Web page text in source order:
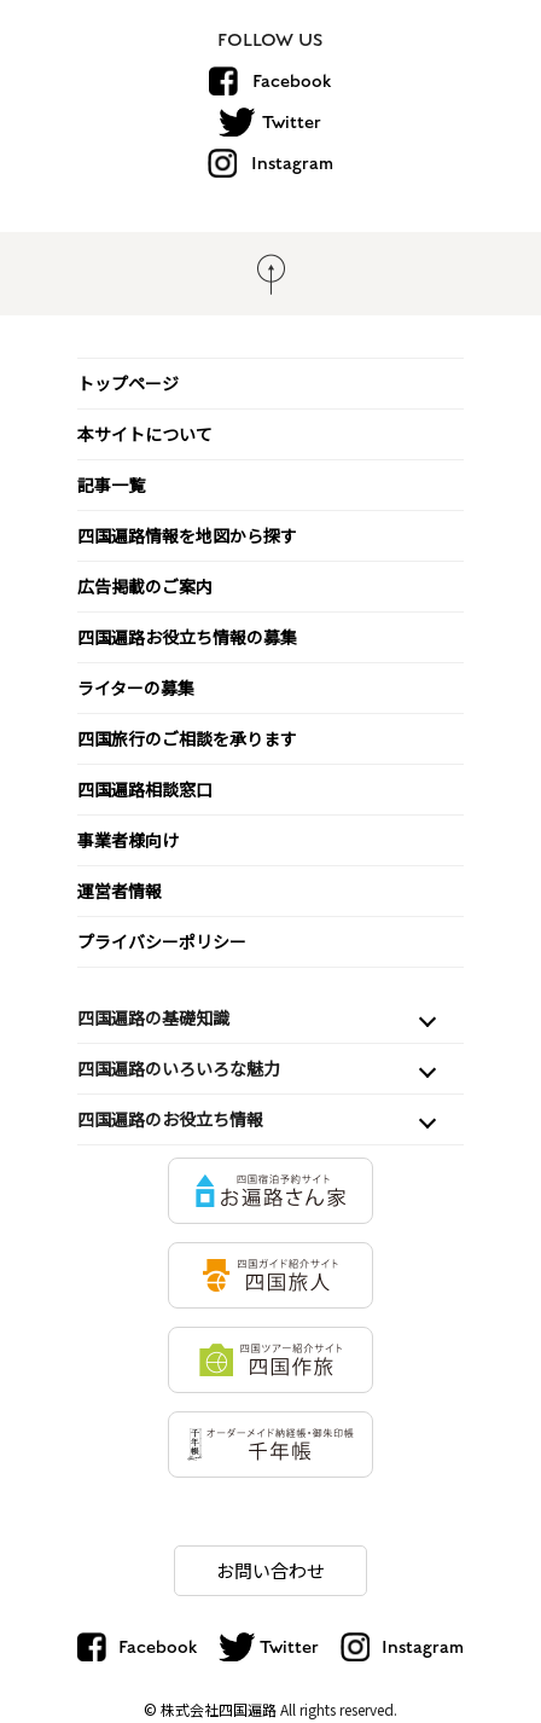
FOLLOW US
Facebook
Twitter
Instagram
トップページ
本サイトについて
記事一覧
四国遍路情報を地図から探す
広告掲載のご案内
四国遍路お役立ち情報の募集
ライターの募集
四国旅行のご相談を承ります
四国遍路相談窓口
事業者様向け
運営者情報
プライバシーポリシー
四国遍路の基礎知識
四国遍路のいろいろな魅力
四国遍路のお役立ち情報
お問い合わせ
Facebook Twitter Instagram
© 株式会社四国遍路All rights reserved.